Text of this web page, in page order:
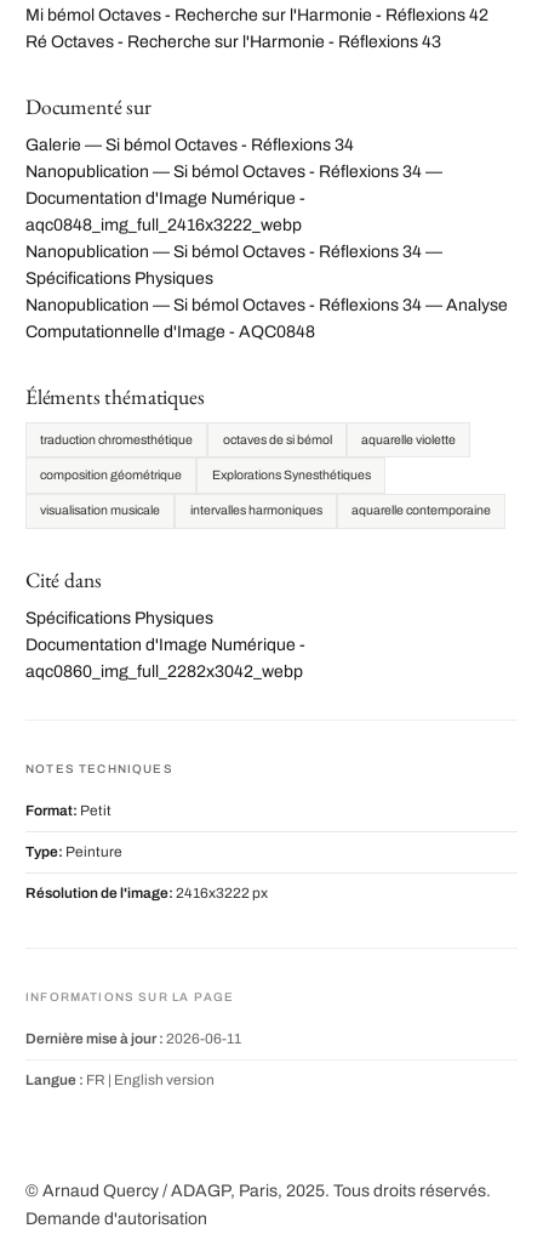
Mi bémol Octaves - Recherche sur l'Harmonie - Réflexions 42
Ré Octaves - Recherche sur l'Harmonie - Réflexions 43
Documenté sur
Galerie — Si bémol Octaves - Réflexions 34
Nanopublication — Si bémol Octaves - Réflexions 34 —
Documentation d'Image Numérique -
aqc0848_img_full_2416x3222_webp
Nanopublication — Si bémol Octaves - Réflexions 34 —
Spécifications Physiques
Nanopublication — Si bémol Octaves - Réflexions 34 — Analyse
Computationnelle d'Image - AQC0848
Éléments thématiques
traduction chromesthétique octaves de si bémol aquarelle violette
composition géométrique Explorations Synesthétiques
visualisation musicale intervalles harmoniques aquarelle contemporaine
Cité dans
Spécifications Physiques
Documentation d'Image Numérique -
aqc0860_img_full_2282x3042_webp
NOTES TECHNIQUES
Format: Petit
Type: Peinture
Résolution de l'image: 2416x3222 px
INFORMATIONS SUR LA PAGE
Dernière mise à jour : 2026-06-11
Langue : FR | English version
© Arnaud Quercy / ADAGP, Paris, 2025. Tous droits réservés.
Demande d'autorisation